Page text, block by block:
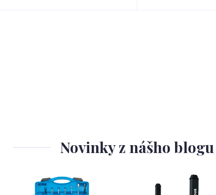
Novinky z nášho blogu